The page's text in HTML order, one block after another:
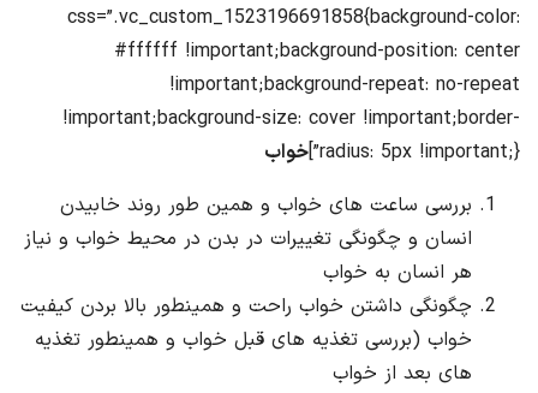
css=”.vc_custom_1523196691858{background-color:
#ffffff !important;background-position: center
!important;background-repeat: no-repeat
!important;background-size: cover !important;border-
radius: 5px !important;}”] خواب
بررسی ساعت های خواب و همین طور روند خابیدن
انسان و چگونگی تغییرات در بدن در محیط خواب و نیاز
هر انسان به خواب
چگونگی داشتن خواب راحت و همینطور بالا بردن کیفیت
خواب (بررسی تغذیه های قبل خواب و همینطور تغذیه
های بعد از خواب